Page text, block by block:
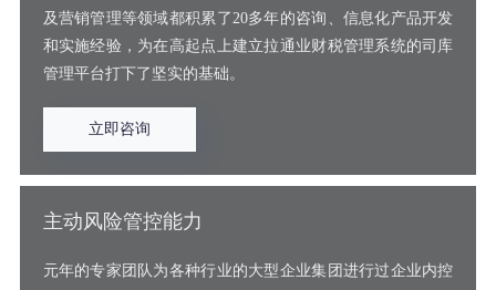
及营销管理等领域都积累了20多年的咨询、信息化产品开发
和实施经验，为在高起点上建立拉通业财税管理系统的司库
管理平台打下了坚实的基础。
立即咨询
主动风险管控能力
元年的专家团队为各种行业的大型企业集团进行过企业内控